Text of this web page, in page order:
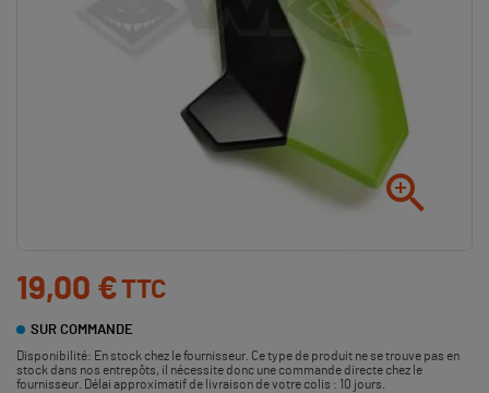

19,00 €TTC
SUR COMMANDE
Disponibilité: En stock chez le fournisseur. Ce type de produit ne se trouve pas en
stock dans nos entrepôts, il nécessite donc une commande directe chez le
fournisseur. Délai approximatif de livraison de votre colis : 10 jours.